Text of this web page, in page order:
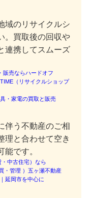
域のリサイクルシ
。買取後の回収や
連携してスムーズ
販売ならハードオフ
（リサイクルショップ
・家電の買取と販売
伴う不動産のご相
理と合わせて空き
です。
中古住宅）なら
・管理 ）五ヶ瀬不動産
延岡市を中心に